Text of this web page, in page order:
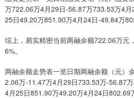
万722.06万4月29日-56.87万733.53万4
25日49.20万851.90万4月24日-49.84万
综上，易实精密当前两融余额722.06万元
6%。
两融余额走势表一览日期两融余额（元）
2.06万-11.47万4月29日733.53万-56.87
4月25日851.90万49.20万4月24日802.69